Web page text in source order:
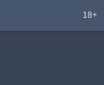
18+